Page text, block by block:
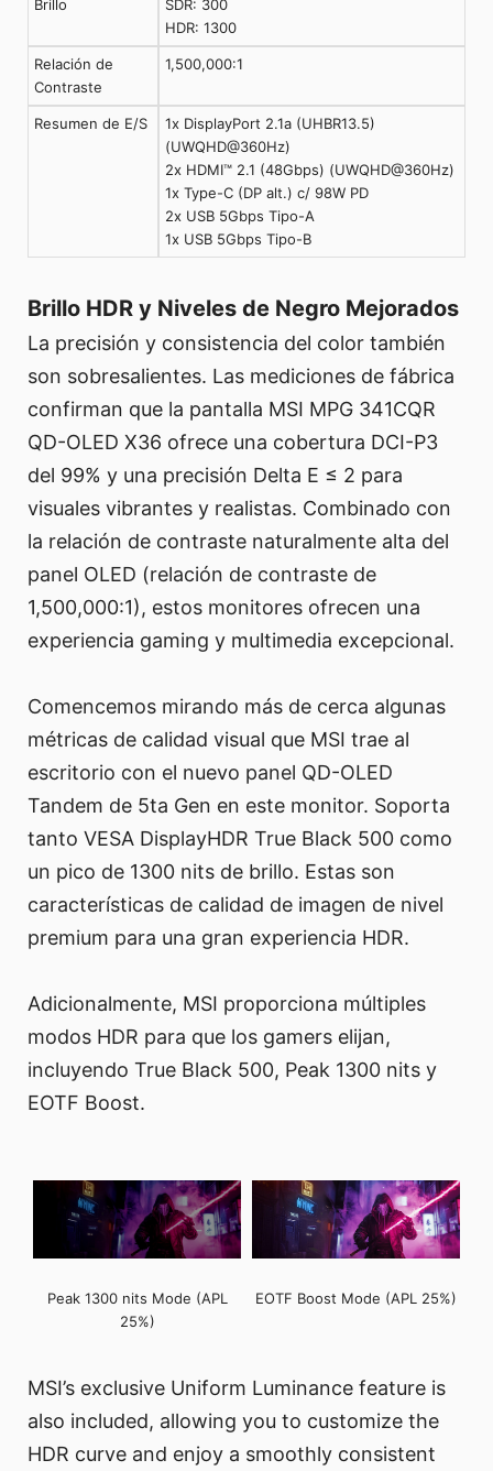
Brillo
SDR: 300
HDR: 1300
Relación de
Contraste
1,500,000:1
Resumen de E/S
1x DisplayPort 2.1a (UHBR13.5)
(UWQHD@360Hz)
2x HDMI™ 2.1 (48Gbps) (UWQHD@360Hz)
1x Type-C (DP alt.) c/ 98W PD
2x USB 5Gbps Tipo-A
1x USB 5Gbps Tipo-B
Brillo HDR y Niveles de Negro Mejorados
La precisión y consistencia del color también
son sobresalientes. Las mediciones de fábrica
confirman que la pantalla MSI MPG 341CQR
QD-OLED X36 ofrece una cobertura DCI-P3
del 99% y una precisión Delta E ≤ 2 para
visuales vibrantes y realistas. Combinado con
la relación de contraste naturalmente alta del
panel OLED (relación de contraste de
1,500,000:1), estos monitores ofrecen una
experiencia gaming y multimedia excepcional.
Comencemos mirando más de cerca algunas
métricas de calidad visual que MSI trae al
escritorio con el nuevo panel QD-OLED
Tandem de 5ta Gen en este monitor. Soporta
tanto VESA DisplayHDR True Black 500 como
un pico de 1300 nits de brillo. Estas son
características de calidad de imagen de nivel
premium para una gran experiencia HDR.
Adicionalmente, MSI proporciona múltiples
modos HDR para que los gamers elijan,
incluyendo True Black 500, Peak 1300 nits y
EOTF Boost.
Peak 1300 nits Mode (APL
25%)
EOTF Boost Mode (APL 25%)
MSI’s exclusive Uniform Luminance feature is
also included, allowing you to customize the
HDR curve and enjoy a smoothly consistent